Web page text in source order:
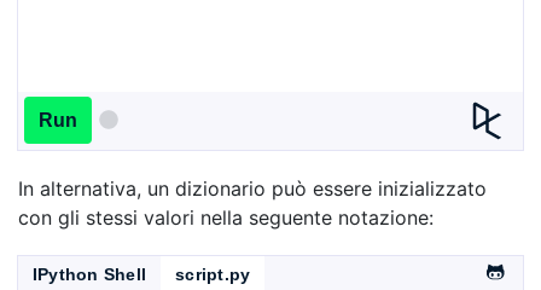
Run
In alternativa, un dizionario può essere inizializzato
con gli stessi valori nella seguente notazione:
IPython Shell
script.py